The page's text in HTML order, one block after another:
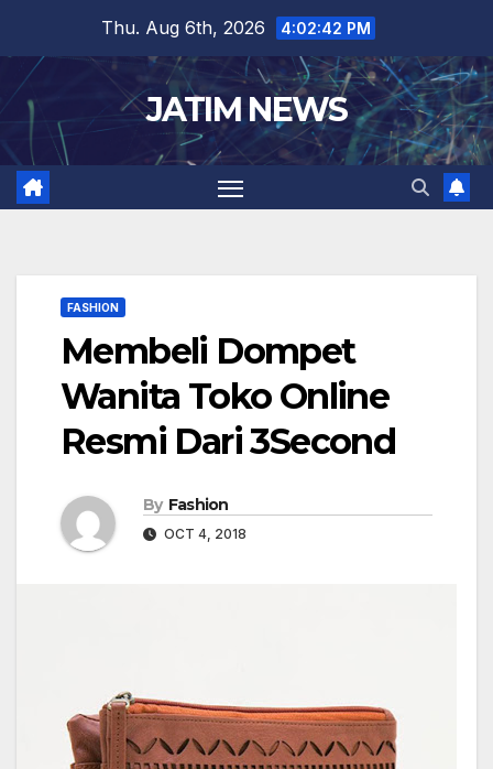
content
Thu. Aug 6th, 2026 4:02:42 PM
JATIM NEWS
FASHION
Membeli Dompet
Wanita Toko Online
Resmi Dari 3Second
By Fashion
OCT 4, 2018